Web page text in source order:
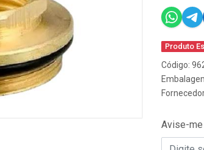
Produto
Código:
Avise-me